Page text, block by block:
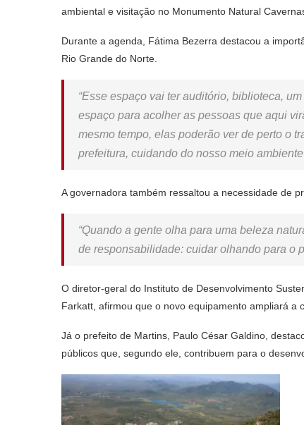
ambiental e visitação no Monumento Natural
Durante a agenda, Fátima Bezerra destacou a
Rio Grande do Norte.
“Esse espaço vai ter auditório, biblioteca,
espaço para acolher as pessoas que aqui
mesmo tempo, elas poderão ver de perto o
prefeitura, cuidando do nosso meio
A governadora também ressaltou a necessidade de
“Quando a gente olha para uma beleza
de responsabilidade: cuidar olhando para o
O diretor-geral do Instituto de Desenvolvimento
Farkatt, afirmou que o novo equipamento ampliará a
Já o prefeito de Martins, Paulo César Galdino,
públicos que, segundo ele, contribuem para o